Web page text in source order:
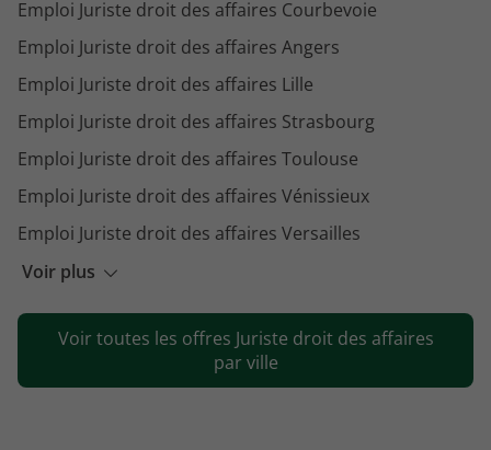
Voir plus
Emploi Juriste droit des affaires Courbevoie
Emploi Juriste droit des affaires Angers
Emploi Juriste droit des affaires Lille
Emploi Juriste droit des affaires Strasbourg
Emploi Juriste droit des affaires Toulouse
Emploi Juriste droit des affaires Vénissieux
Emploi Juriste droit des affaires Versailles
Emploi Juriste droit des affaires Dijon
Emploi Juriste droit des affaires Malakoff
Emploi Juriste droit des affaires Marseille
Voir toutes les offres Juriste droit des affaires
par ville